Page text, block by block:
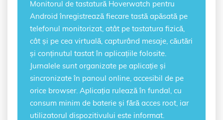
Monitorul de tastatură Hoverwatch pentru
Android înregistrează fiecare tastă apăsată pe
telefonul monitorizat, atât pe tastatura fizică,
cât și pe cea virtuală, capturând mesaje, căutări
și conținutul tastat în aplicațiile folosite.
Jurnalele sunt organizate pe aplicație și
sincronizate în panoul online, accesibil de pe
orice browser. Aplicația rulează în fundal, cu
consum minim de baterie și fără acces root, iar
utilizatorul dispozitivului este informat.